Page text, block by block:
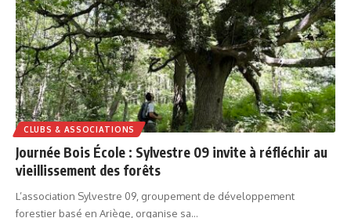
CLUBS & ASSOCIATIONS
Journée Bois École : Sylvestre 09 invite à réfléchir au
vieillissement des forêts
L’association Sylvestre 09, groupement de développement
forestier basé en Ariège, organise sa…